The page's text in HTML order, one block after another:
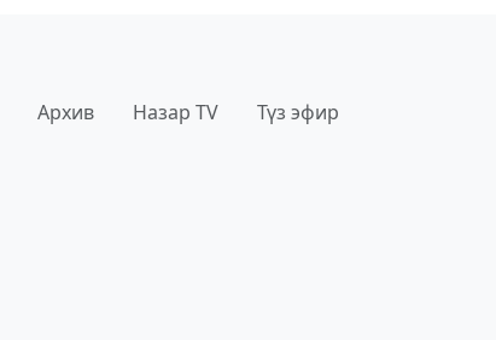
Архив Назар TV Түз эфир